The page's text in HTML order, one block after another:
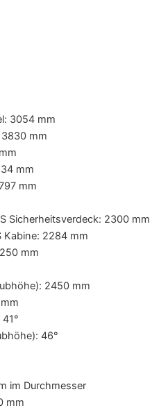
3054 mm
mm
mm
mm
Sicherheitsverdeck: 2300 mm
Kabine: 2284 mm
mm
2450 mm
46°
im Durchmesser
mm